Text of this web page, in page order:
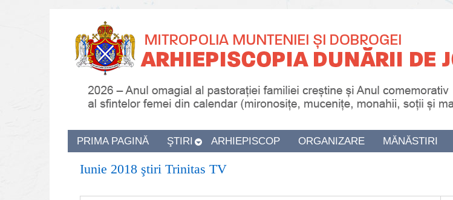
PRIMA PAGINĂ ŞTIRI ARHIEPISCOP ORGANIZARE MĂNĂSTIRI
Iunie 2018 ştiri Trinitas TV